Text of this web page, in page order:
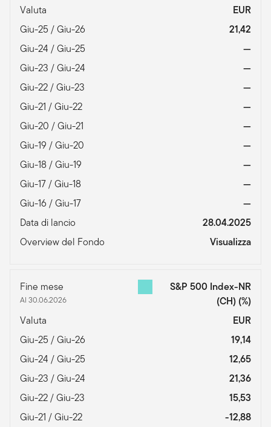
Valuta
EUR
Giu-25 / Giu-26
21,42
Giu-24 / Giu-25
—
Giu-23 / Giu-24
—
Giu-22 / Giu-23
—
Giu-21 / Giu-22
—
Giu-20 / Giu-21
—
Giu-19 / Giu-20
—
Giu-18 / Giu-19
—
Giu-17 / Giu-18
—
Giu-16 / Giu-17
—
Data di lancio
28.04.2025
Overview del Fondo
Visualizza
Fine mese
Al 30.06.2026
S&P 500 Index-NR
(CH) (%)
Valuta
EUR
Giu-25 / Giu-26
19,14
Giu-24 / Giu-25
12,65
Giu-23 / Giu-24
21,36
Giu-22 / Giu-23
15,53
Giu-21 / Giu-22
-12,88